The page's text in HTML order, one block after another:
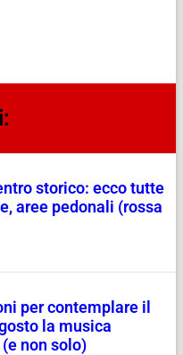
storico: ecco tutte
aree pedonali (rossa
per contemplare il
la musica
non solo)